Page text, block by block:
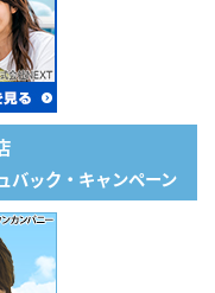
バック・キャンペーン